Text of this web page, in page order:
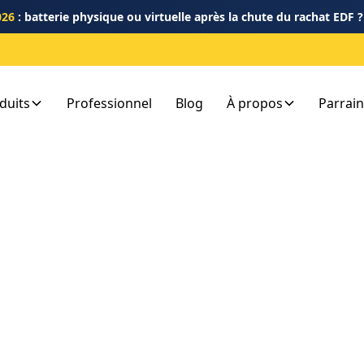
: batterie physique ou virtuelle après la chute du rachat EDF ?
Professionnel Blog À propos